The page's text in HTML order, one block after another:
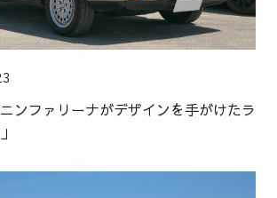
ンファリーナがデザインを手がけたラ